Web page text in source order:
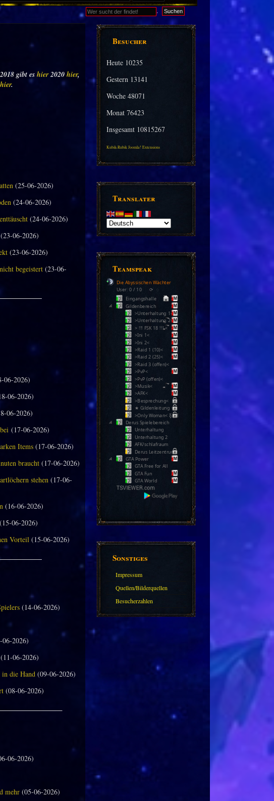
. Suchen
Besucher
Heute 10235
Gestern 13141
Woche48071
Monat76423
Insgesamt 10815267
Kubik-Rubik Joomla! Extensions
Translater
Teamspeak
Die Abyssischen Wächter
User: 0 / 10 ⟳
Eingangshalle
Gildenbereich
>Unterhaltung 1<
>Unterhaltung 2<
> !!! FSK 18 !!! <
>Ini 1<
>Ini 2<
>Raid 1 (10)<
>Raid 2 (25)<
>Raid 3 (offen)<
>PvP<
>PvP (offen)<
>Musik<
>AFK<
>Besprechung<
★ Gildenleitung ★
>Only Woman< Ƹ̵̡Ӝ̵̨̄Ʒ
Derus Spielebereich
Unterhaltung
Unterhaltung 2
AFK/schlafraum
Derus Leitzentrum
GTA Power
GTA Free for All
GTA Fun
GTA World
Sonstiges
Impressum
Quellen/Bilderquellen
Besucherzahlen
gibt es hier2020 hier,
hier.
(25-06-2026)
(24-06-2026)
(24-06-2026)
06-2026)
(23-06-2026)
begeistert(23-06-
06-2026)
06-2026)
06-2026)
(17-06-2026)
Items(17-06-2026)
braucht(17-06-2026)
stehen(17-06-
(16-06-2026)
06-2026)
Vorteil(15-06-2026)
(14-06-2026)
2026)
06-2026)
die Hand(09-06-2026)
(08-06-2026)
06-2026)
mehr(05-06-2026)